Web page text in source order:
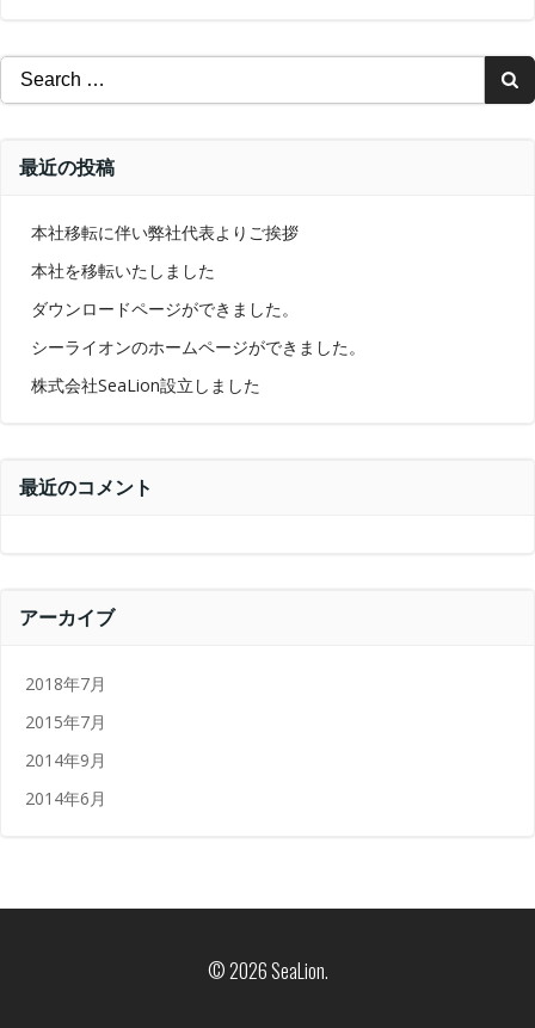
Search
for:
最近の投稿
本社移転に伴い弊社代表よりご挨拶
本社を移転いたしました
ダウンロードページができました。
シーライオンのホームページができました。
株式会社SeaLion設立しました
最近のコメント
アーカイブ
2018年7月
2015年7月
2014年9月
2014年6月
© 2026 SeaLion.